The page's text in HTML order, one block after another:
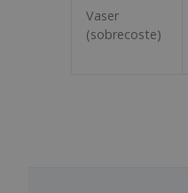
Vaser
(sobrecoste)